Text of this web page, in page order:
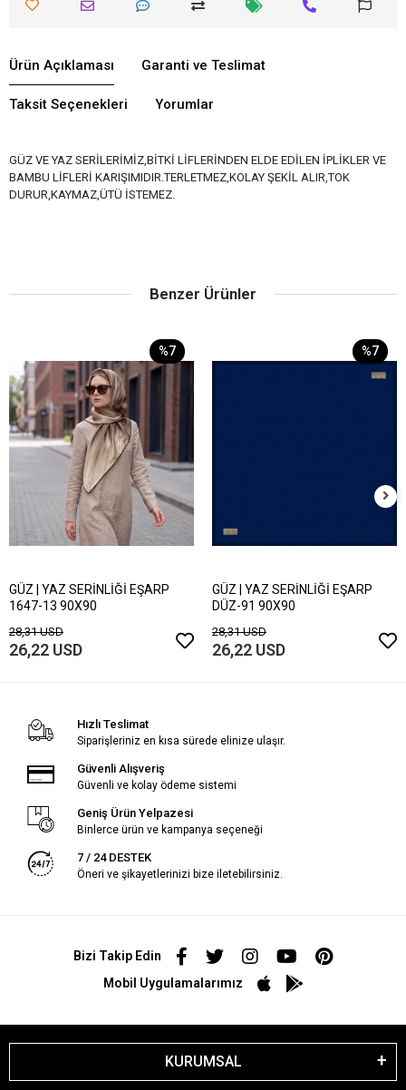
Ürün Açıklaması Garanti ve Teslimat
Taksit Seçenekleri Yorumlar
GÜZ VE YAZ SERİLERİMİZ,BİTKİ LİFLERİNDEN ELDE EDİLEN İPLİKLER VE
BAMBU LİFLERİ KARIŞIMIDIR.TERLETMEZ,KOLAY ŞEKİL ALIR,TOK
DURUR,KAYMAZ,ÜTÜ İSTEMEZ.
Benzer Ürünler
%7
GÜZ | YAZ SERİNLİĞİ EŞARP
1647-13 90X90
28,31 USD
26,22 USD
%7
GÜZ | YAZ SERİNLİĞİ EŞARP
DÜZ-91 90X90
28,31 USD
26,22 USD
Hızlı Teslimat
Siparişleriniz en kısa sürede elinize ulaşır.
Güvenli Alışveriş
Güvenli ve kolay ödeme sistemi
Geniş Ürün Yelpazesi
Binlerce ürün ve kampanya seçeneği
7 / 24 DESTEK
Öneri ve şikayetlerinizi bize iletebilirsiniz.
Bizi Takip Edin
Mobil Uygulamalarımız
KURUMSAL